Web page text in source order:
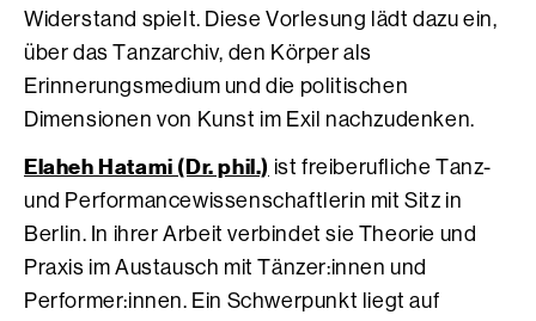
Widerstand spielt. Diese Vorlesung lädt dazu ein,
über das Tanzarchiv, den Körper als
Erinnerungsmedium und die politischen
Dimensionen von Kunst im Exil nachzudenken.
Elaheh Hatami (Dr. phil.) ist freiberufliche Tanz-
und Performancewissenschaftlerin mit Sitz in
Berlin. In ihrer Arbeit verbindet sie Theorie und
Praxis im Austausch mit Tänzer:innen und
Performer:innen. Ein Schwerpunkt liegt auf